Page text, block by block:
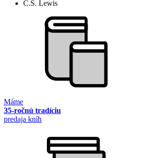
C.S. Lewis
Máme
35-ročnú tradíciu
predaja kníh